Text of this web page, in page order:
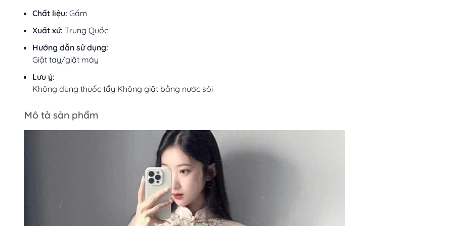
Chất liệu: Gấm
Xuất xứ: Trung Quốc
Hướng dẫn sử dụng:
Giặt tay/giặt máy
Lưu ý:
Không dùng thuốc tẩy Không giặt bằng nước sôi
Mô tả sản phẩm